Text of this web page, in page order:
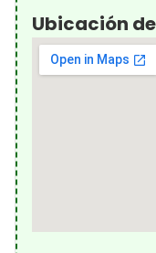
Ubicación